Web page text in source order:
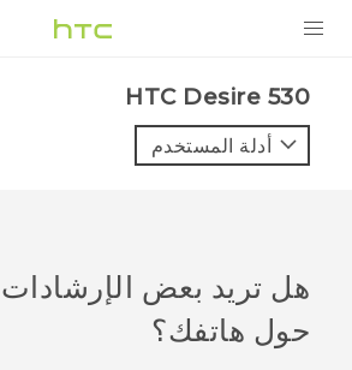
VIVE
VIVERSE
البرامج + التطبيقات
HTC Desire 530‎
أدلة المستخدم
هل تريد بعض
حول هاتفك؟